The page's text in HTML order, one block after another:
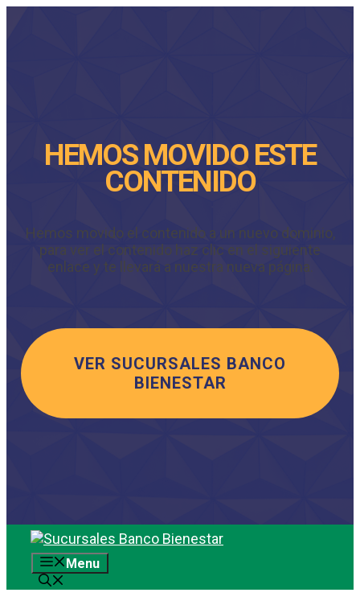
HEMOS MOVIDO ESTE
CONTENIDO
Hemos movido el contenido a un nuevo dominio,
para ver el contenido haz clic en el siguiente
enlace y te llevará a nuestra nueva página.
VER SUCURSALES BANCO
BIENESTAR
Saltar
contenidoMenu